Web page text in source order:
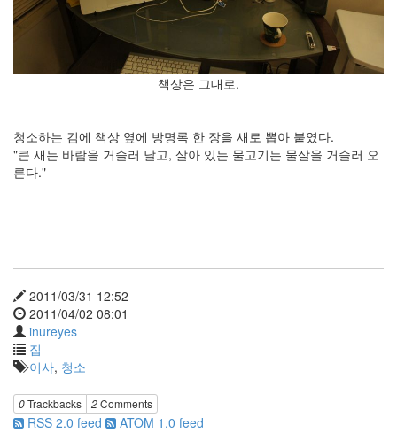
책상은 그대로.
청소하는 김에 책상 옆에 방명록 한 장을 새로 뽑아 붙였다.
"큰 새는 바람을 거슬러 날고, 살아 있는 물고기는 물살을 거슬러 오
른다."
2011/03/31 12:52
2011/04/02 08:01
inureyes
집
이사, 청소
0Trackbacks 2Comments
RSS 2.0 feed ATOM 1.0 feed